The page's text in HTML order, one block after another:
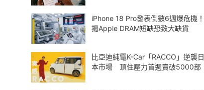
iPhone 18 Pro發表倒數6週爆危機！
揭Apple DRAM短缺恐致大缺貨
比亞迪純電K-Car「RACCO」逆襲日
本市場 頂住壓力首週賣破5000部